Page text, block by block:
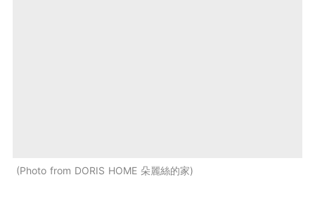
Photo from DORIS HOME 朵麗絲的家